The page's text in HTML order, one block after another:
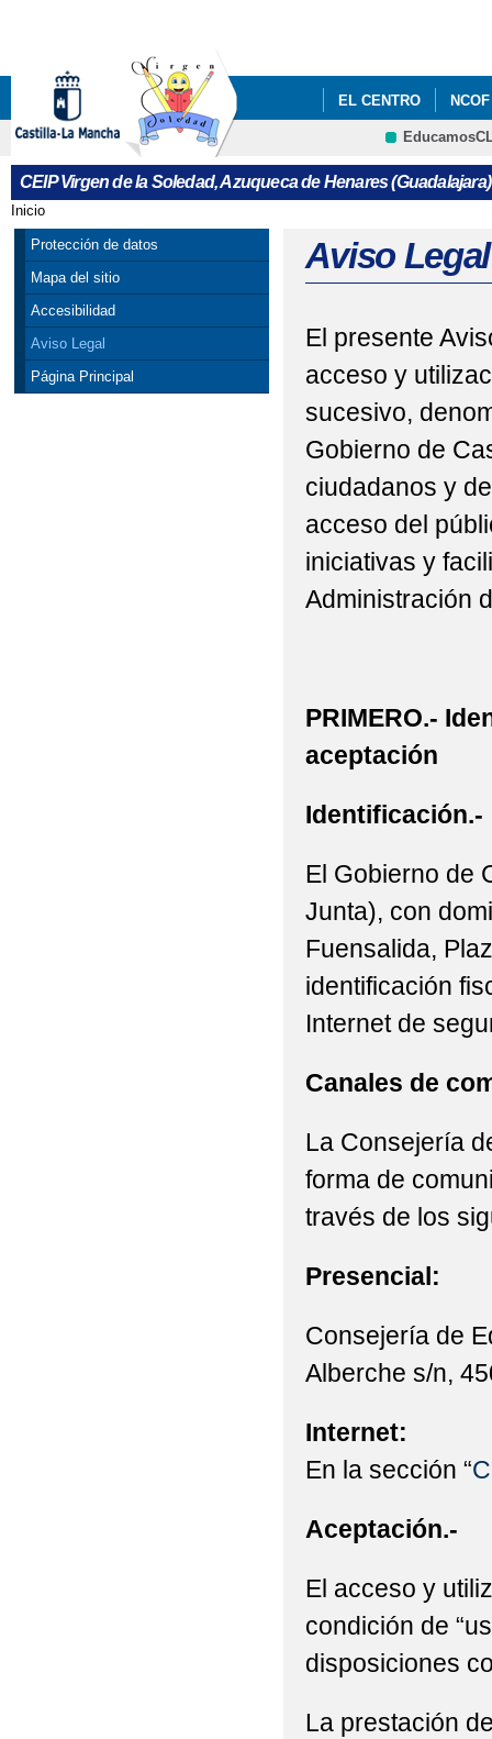
EL CENTRO NCOF
SECRETARÍA
CRFP
CEIP Virgen de la Soledad, Azuqueca de Henares (Guadalajara)
Se encuentra usted aquí
Inicio
Protección de datos
Mapa del sitio
Accesibilidad
Aviso Legal
Página Principal
Aviso Legal
El presente
acceso y
sucesivo,
Gobierno de
ciudadanos y
acceso del
iniciativas y
Administración
PRIMERO.-
aceptación
Identificación.-
El Gobierno de
Junta), con
Fuensalida,
identificación
Internet de
Canales de
La Consejería
forma de
través de los
Presencial:
Consejería de
Alberche s/n,
Internet:
En la sección “
Aceptación.-
El acceso y
condición de
disposiciones
La prestación